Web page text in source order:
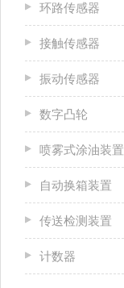
环路传感器
接触传感器
振动传感器
数字凸轮
喷雾式涂油装置
自动换箱装置
传送检测装置
计数器